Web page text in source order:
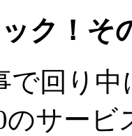
ク！そ
で回り
のサー